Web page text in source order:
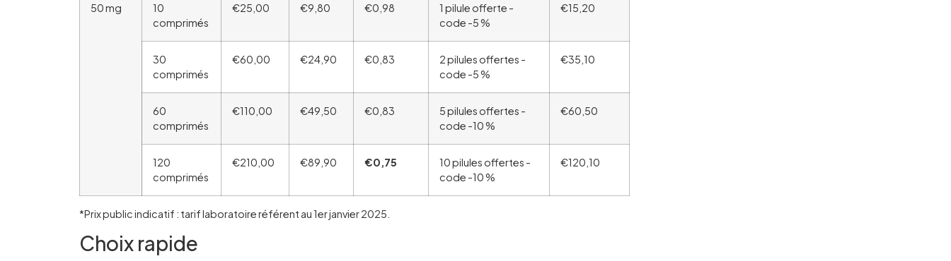
50 mg
10
comprimés
€25,00 €9,80 €0,98
1 pilule offerte -
code -5 %
€15,20
30
comprimés
€60,00 €24,90 €0,83
2 pilules offertes -
code -5 %
€35,10
60
comprimés
€110,00 €49,50 €0,83
5 pilules offertes -
code -10 %
€60,50
120
comprimés
€210,00 €89,90 €0,75
10 pilules offertes -
code -10 %
€120,10
*Prix public indicatif : tarif laboratoire référent au 1er janvier 2025.
Choix rapide